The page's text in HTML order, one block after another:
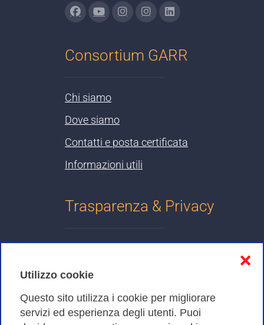
Utilizzo cookie
Questo sito utilizza i cookie per migliorare
servizi ed esperienza degli utenti. Puoi
❌
Consortium GARR
Chi siamo
Dove siamo
Contatti e posta certificata
Informazioni utili
Trasparenza & Privacy
Cookies Policy
Amministrazione trasparente
Bandi di Gara